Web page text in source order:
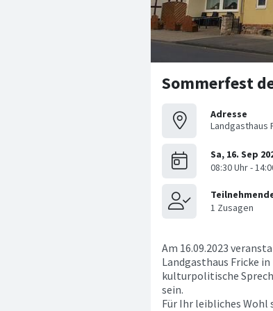
Sommerfest
Adresse
Landgasthaus
Am 16.09.2023
Landgasthaus Fricke
kulturpolitische
sein.
Für Ihr leibliches Wohl